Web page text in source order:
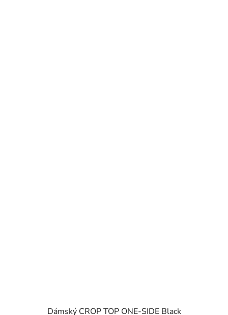
Dámský CROP TOP ONE-SIDE Black